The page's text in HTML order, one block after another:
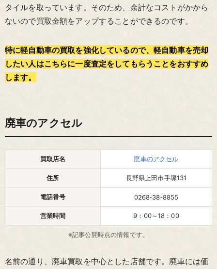
タイルを取っています。そのため、余計なコストがかから
ないので買取金額をアップすることができるのです。
特に軽自動車の買取を強化しているので、軽自動車を売却
したい人はこちらに一度査定をしてもらうことをおすすめ
します。
廃車のアクセル
買取店名 廃車のアクセル
住所 長野県上田市手塚131
電話番号 0268‐38‐8855
営業時間 9：00～18：00
※記事公開時点の情報です。
名前の通り、廃車買取を中心とした店舗です。廃車には価